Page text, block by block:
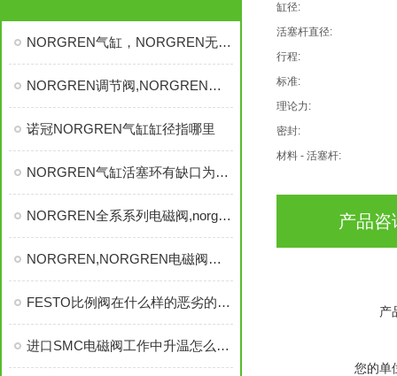
NORGREN气缸，NORGREN无杆气缸，英NORGREN气缸，诺冠无杆气缸
NORGREN调节阀,NORGREN电磁阀，NORGREN,NORGREN单向阀
诺冠NORGREN气缸缸径指哪里
NORGREN气缸活塞环有缺口为什么不漏气？
NORGREN全系系列电磁阀,norgren气缸,norgren,norgren
NORGREN,NORGREN电磁阀，NORGREN气缸
FESTO比例阀在什么样的恶劣的情况下会受到影响，FESTO比例阀
进口SMC电磁阀工作中升温怎么回事？
缸径:
活塞杆直径:
行程:
标准:
理论力:
密封:
材料 - 活塞杆:
产品咨
产
您的单